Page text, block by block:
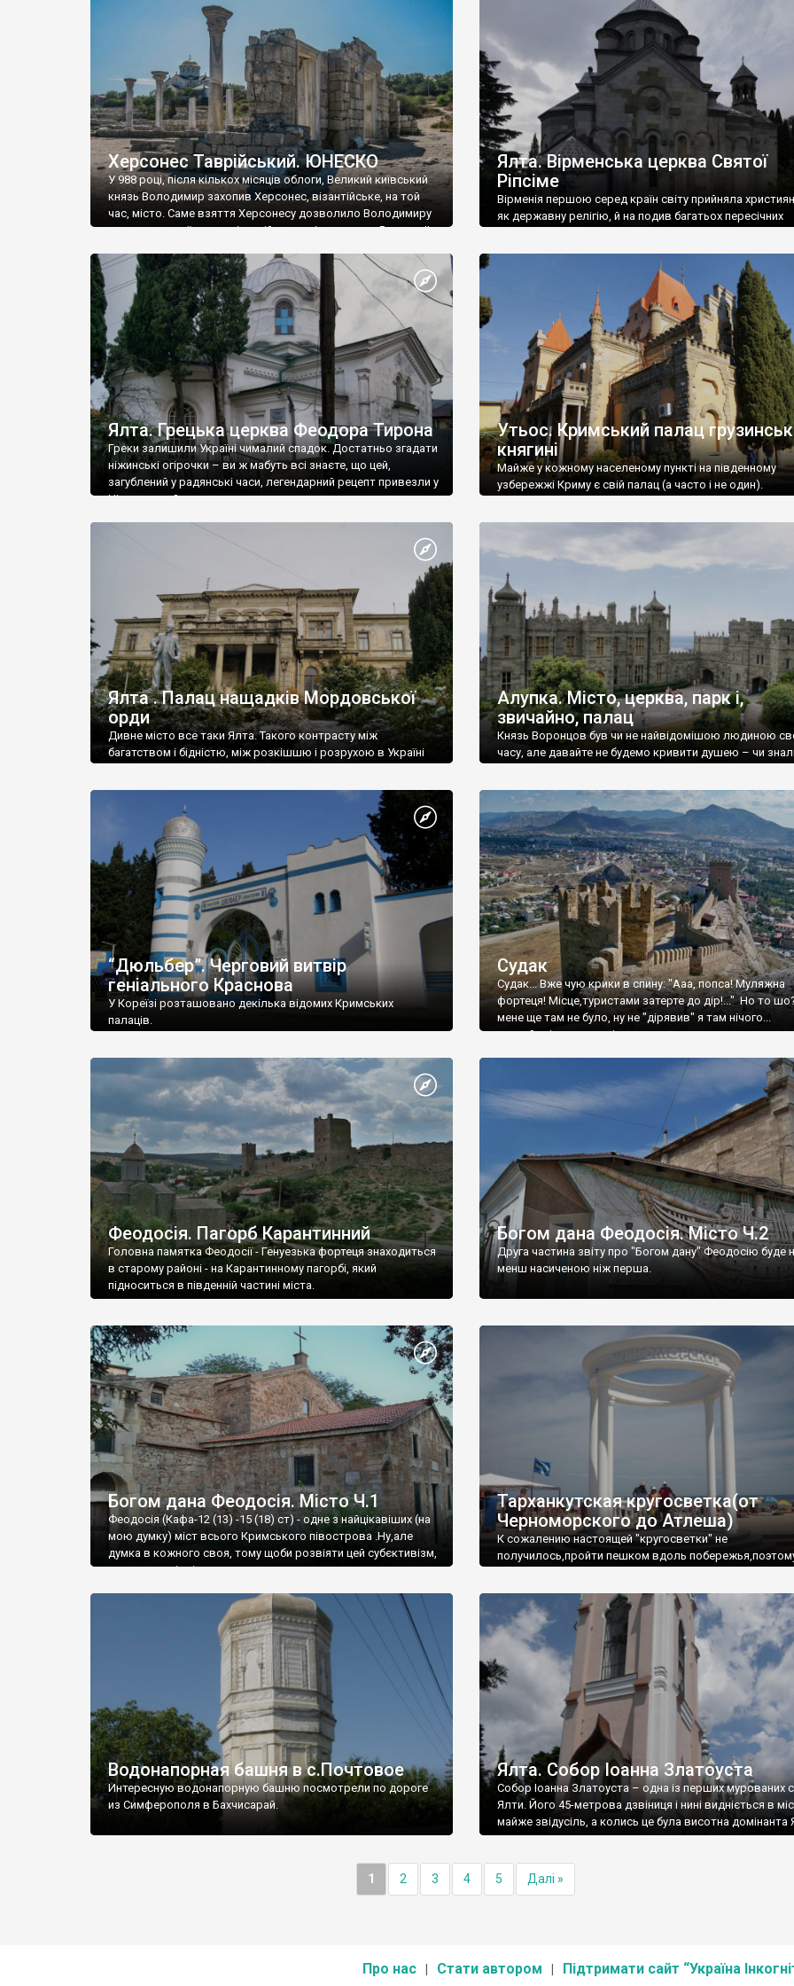
візантійської доби. Раритети викрадені з фондів об’єкту
культурної спадщини ЮНЕСКО «Херсонеса Таврійського».
Офіційно – на виставку «Золото Візантії», але експерти та
влада в Україні вважають це лише […]
називаються «повстяками» (postaki)…” “Вино. Крим
виробляє відмінне вино і його вдосталь: воно все
легке біле і дуже […]
Херсонес Таврійський. ЮНЕСКО
У 988 році, після кількох місяців облоги, Великий київський
князь Володимир захопив Херсонес, візантійське, на той
час, місто. Саме взяття Херсонесу дозволило Володимиру
диктувати свої умови візантійському імператору Василю ІІ,
Херсонесі Володимир-язичник, став Василем-
християнином. А потім було Хрещення Русі. На честь
Херсонесу Таврійського названо місто […]
Ялта. Вірменська церква Святої
Ріпсіме
Вірменія першою серед країн світу прийняла
як державну релігію, й на подив багатьох пересічних
Ялта. Грецька церква Феодора Тирона
Греки залишили Україні чималий спадок. Достатньо згадати
ніжинські огірочки – ви ж мабуть всі знаєте, що цей,
загублений у радянські часи, легендарний рецепт привезли у
Ніжин греки?
Утьос. Кримський палац
княгині
Майже у кожному населеному пункті на південному
узбережжі Криму є свій палац (а часто і не один).
Ялта . Палац нащадків Мордовської
орди
Дивне місто все таки Ялта. Такого контрасту між
багатством і бідністю, між розкішшю і розрухою в Україні
Алупка. Місто, церква, парк і,
звичайно, палац
Князь Воронцов був чи не найвідомішою людиною
часу, але давайте не будемо кривити душею – чи
“Дюльбер”. Черговий витвір
геніального Краснова
У Кореїзі розташовано декілька відомих Кримських
палаців.
Судак
Судак... Вже чую крики в спину: "Ааа, попса! Муляжна
фортеця! Місце,туристами затерте до дір!..." Но то
мене ще там не було, ну не "дірявив" я там нічого...
принаймні до цього літа.
Феодосія. Пагорб Карантинний
Головна памятка Феодосії - Генуезька фортеця знаходиться
в старому районі - на Карантинному пагорбі, який
підноситься в південній частині міста.
Богом дана Феодосія. Місто Ч.2
Друга частина звіту про "Богом дану" Феодосію буде
менш насиченою ніж перша.
Богом дана Феодосія. Місто Ч.1
Феодосія (Кафа-12 (13) -15 (18) ст) - одне з найцікавіших (на
мою думку) міст всього Кримського півострова .Ну,але
думка в кожного своя, тому щоби розвіяти цей субєктивізм,
запрошую відвідати це
Тарханкутская кругосветка(от
Черноморского до Атлеша)
К сожалению настоящей "кругосветки" не
получилось,пройти пешком вдоль
Водонапорная башня в с.Почтовое
Интересную водонапорную башню посмотрели по дороге
из Симферополя в Бахчисарай.
Ялта. Собор Іоанна Златоуста
Собор Іоанна Златоуста – одна із перших мурованих
Ялти. Його 45-метрова дзвіниця і нині видніється в
майже звідусіль, а колись це була висотна домінанта
1 2 3 4 5 Далі »
Про нас Стати автором Підтримати сайт “Україна